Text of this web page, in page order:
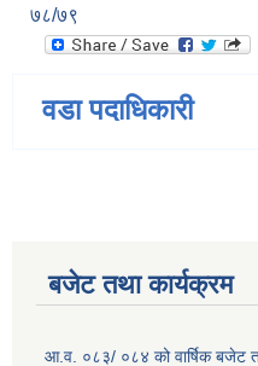
७८/७९
वडा पदाधिकारी
बजेट तथा कार्यक्रम
आ.व. ०८३/ ०८४ को वार्षिक बजेट